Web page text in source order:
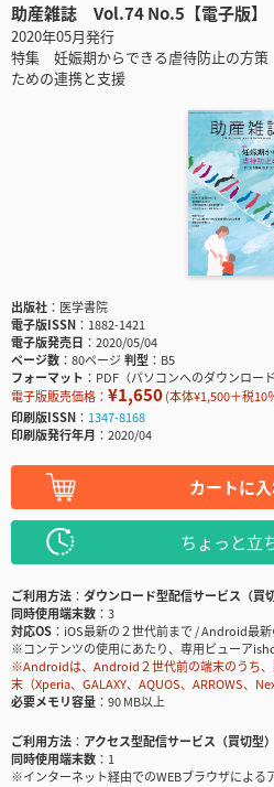
助産雑誌 Vol.74 No.5【電子版】
2020年05月発行
特集 妊娠期からできる虐待防止の方
ための連携と支援
出版社
医学書院
電子版ISSN
1882-1421
電子版発売日
2020/05/04
ページ数
80ページ判型
B5
フォーマット
PDF（パソコンへのダウンロード
電子版販売価格： ¥1,650(本体¥1,500＋税10
印刷版ISSN
1347-8168
印刷版発行年月
2020/04
カートに
ちょっと立
ご利用方法
ダウンロード型配信サービス（買切
同時使用端末数
3
対応OS
iOS最新の２世代前まで / Android最
※コンテンツの使用にあたり、専用ビューア
※Androidは、Android２世代前の端末のうち
末（Xperia、GALAXY、AQUOS、ARROWS、
必要メモリ容量
90 MB以上
ご利用方法
アクセス型配信サービス（買切型）
同時使用端末数
1
※インターネット経由でのWEBブラウザによる